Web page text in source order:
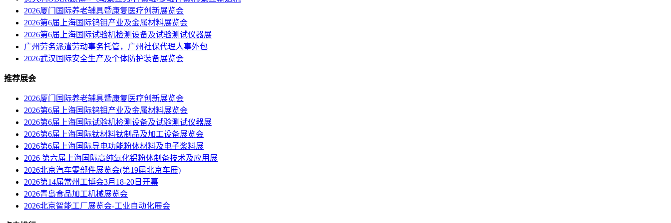
2026厦门国际养老辅具暨康复医疗创新展览会
2026第6届上海国际钨钼产业及金属材料展览会
2026第6届上海国际试验机检测设备及试验测试仪器展
广州劳务派遣劳动事务托管，广州社保代理人事外包
2026武汉国际安全生产及个体防护装备展览会
推荐展会
2026厦门国际养老辅具暨康复医疗创新展览会
2026第6届上海国际钨钼产业及金属材料展览会
2026第6届上海国际试验机检测设备及试验测试仪器展
2026第6届上海国际钛材料钛制品及加工设备展览会
2026第6届上海国际导电功能粉体材料及电子浆料展
2026 第六届上海国际高纯氧化铝粉体制备技术及应用展
2026北京汽车零部件展览会(第19届北京车展)
2026第14届常州工博会3月18-20日开幕
2026青岛食品加工机械展览会
2026北京智能工厂展览会-工业自动化展会